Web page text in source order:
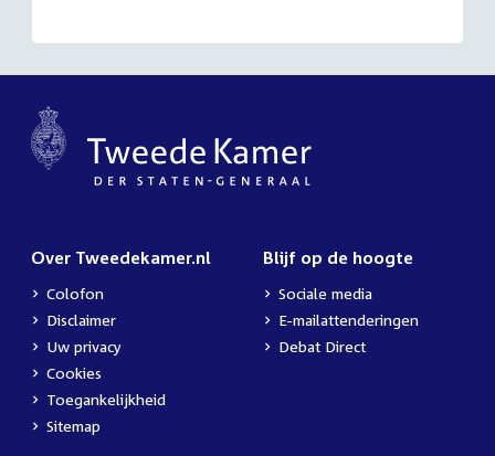
Over Tweedekamer.nl
Colofon
Disclaimer
Uw privacy
Cookies
Toegankelijkheid
Sitemap
Blijf op de hoogte
Sociale media
E-mailattenderingen
Debat Direct